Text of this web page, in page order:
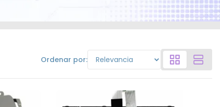
Ordenar por: